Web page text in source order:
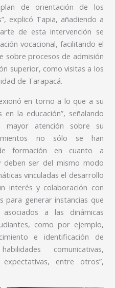
plan de orientación de los
explicó Tapia, añadiendo a
de esta intervención se
vocacional, facilitando el
sobre procesos de admisión
superior, como visitas a los
de Tarapacá.
en torno a lo que a su
la educación”, señalando
mayor atención sobre su
no sólo se han
formación en cuanto a
deben ser del mismo modo
vinculadas el desarrollo
interés y colaboración con
para generar instancias que
a las dinámicas
como por ejemplo,
e identificación de
comunicativas,
entre otros”,